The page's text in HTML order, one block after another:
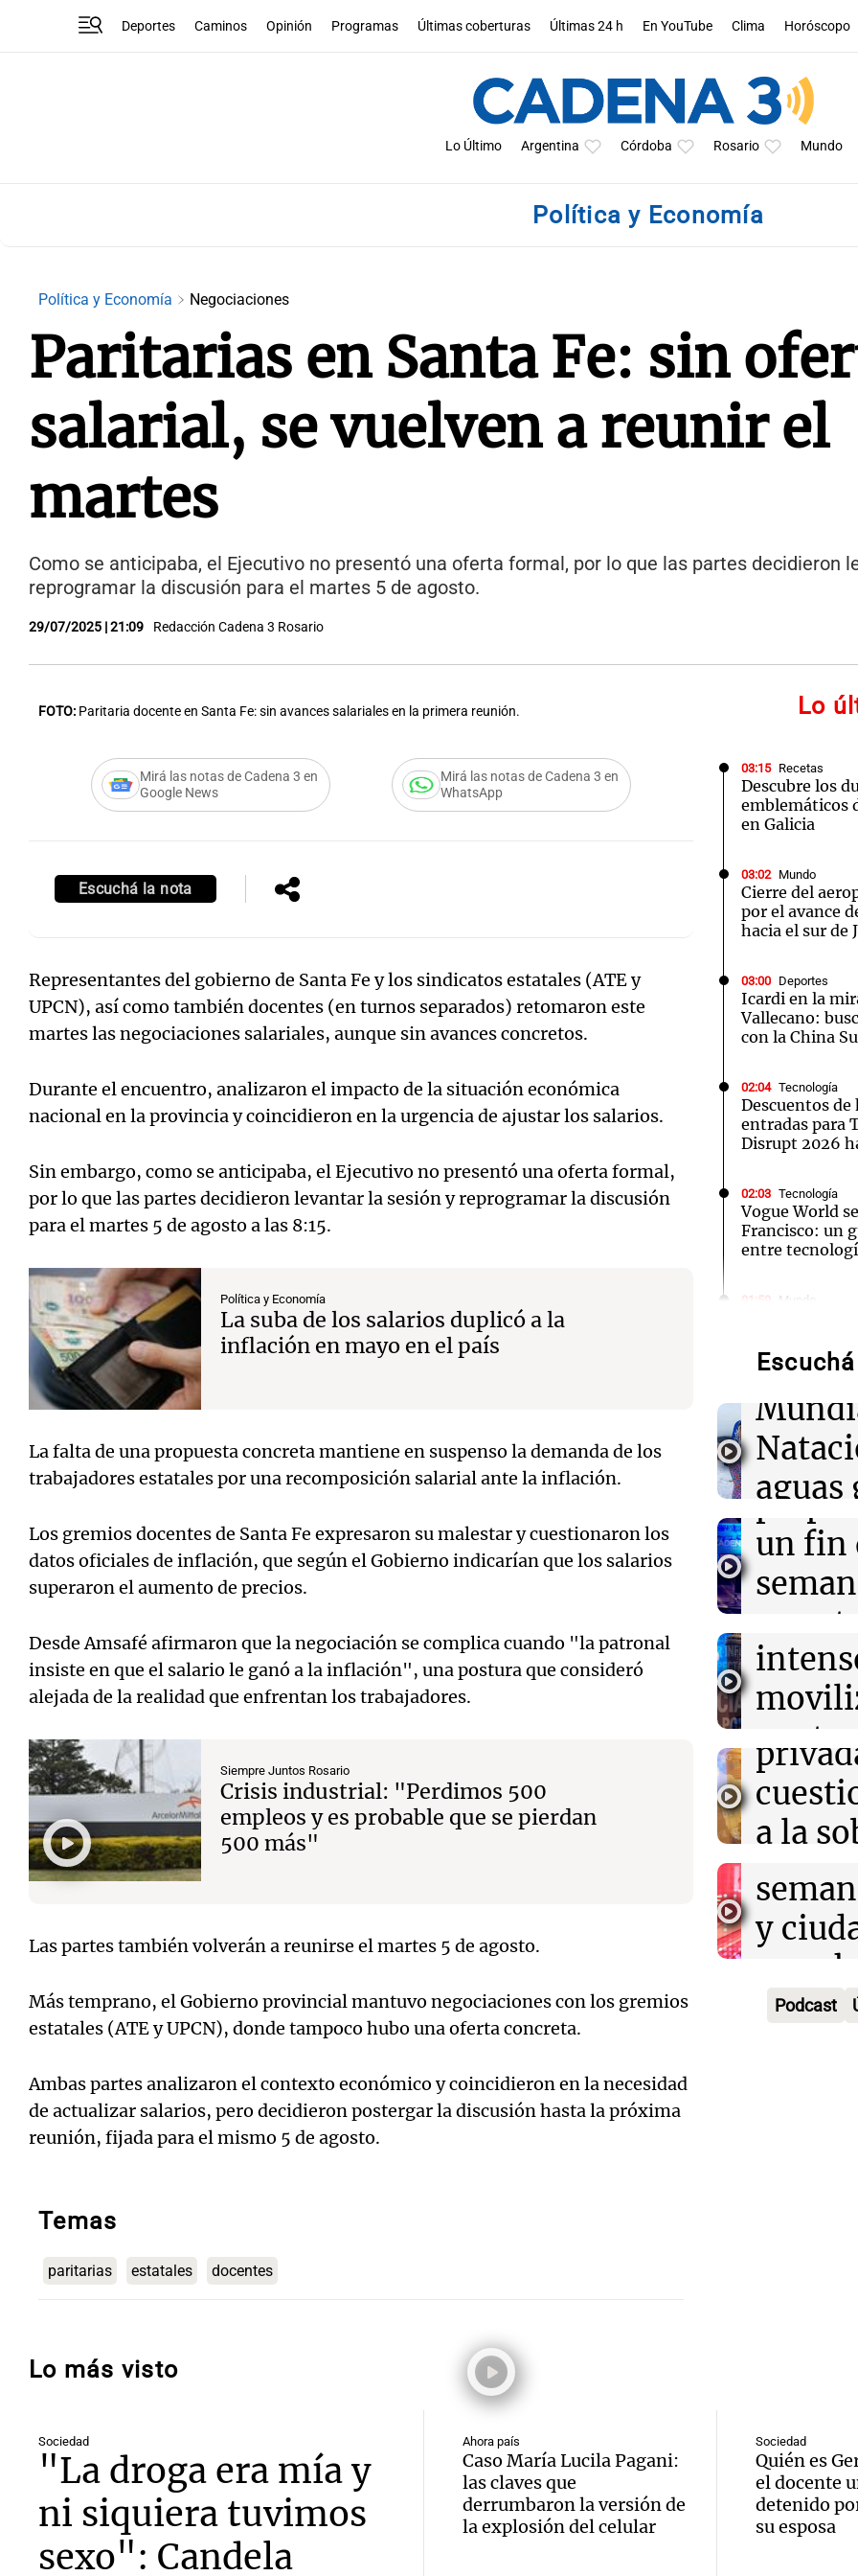
Deportes Caminos Opinión Programas Últimas coberturas Últimas 24 h En YouTube Clima Horóscopo
Lo Último Argentina Córdoba Rosario Mundo
Política y Economía
Política y Economía Negociaciones
Paritarias en Santa Fe: sin
salarial, se vuelven a reunir el
martes
Como se anticipaba, el Ejecutivo no presentó una oferta formal, por lo que las partes decidieron
reprogramar la discusión para el martes 5 de agosto.
29/07/2025 | 21:09 Redacción Cadena 3 Rosario
FOTO: Paritaria docente en Santa Fe: sin avances salariales en la primera reunión.
Mirá las notas de Cadena 3 en
Google News
Mirá las notas de Cadena 3 en
WhatsApp
Escuchá la nota
Representantes del gobierno de Santa Fe y los sindicatos estatales (ATE y
UPCN), así como también docentes (en turnos separados) retomaron este
martes las negociaciones salariales, aunque sin avances concretos.
Durante el encuentro, analizaron el impacto de la situación económica
nacional en la provincia y coincidieron en la urgencia de ajustar los salarios.
Sin embargo, como se anticipaba, el Ejecutivo no presentó una oferta formal,
por lo que las partes decidieron levantar la sesión y reprogramar la discusión
para el martes 5 de agosto a las 8:15.
Política y Economía
La suba de los salarios duplicó a la
inflación en mayo en el país
La falta de una propuesta concreta mantiene en suspenso la demanda de los
trabajadores estatales por una recomposición salarial ante la inflación.
Los gremios docentes de Santa Fe expresaron su malestar y cuestionaron los
datos oficiales de inflación, que según el Gobierno indicarían que los salarios
superaron el aumento de precios.
Desde Amsafé afirmaron que la negociación se complica cuando "la patronal
insiste en que el salario le ganó a la inflación", una postura que consideró
alejada de la realidad que enfrentan los trabajadores.
Siempre Juntos Rosario
Crisis industrial: "Perdimos 500
empleos y es probable que se pierdan
500 más"
Las partes también volverán a reunirse el martes 5 de agosto.
Más temprano, el Gobierno provincial mantuvo negociaciones con los gremios
estatales (ATE y UPCN), donde tampoco hubo una oferta concreta.
Ambas partes analizaron el contexto económico y coincidieron en la necesidad
de actualizar salarios, pero decidieron postergar la discusión hasta la próxima
reunión, fijada para el mismo 5 de agosto.
Temas
paritarias estatales docentes
Lo
03:15 Recetas
Descubre los
emblemáticos
en Galicia
03:02 Mundo
Cierre del
por el avance
hacia el sur de
03:00 Deportes
Icardi en la
Vallecano:
con la China
02:04 Tecnología
Descuentos
entradas para
Disrupt 2026
02:03 Tecnología
Vogue World
Francisco: un
entre
01:59 Mundo
establece
01:29 Ciencia
La
del trabajo en
estudio
Mundo
Tiroteo en
Tailandia:
ataque
La
modernización
efectos en los
Audio.
aguas
frente
Turno
Audio.
un fin
y
ley de
Panorama
Episodios
Audio.
Panorama
Episodios
Audio.
el
a la
digital
Panorama
Episodios
Audio.
un fin
y
Audio.
Audio.
Villa
Panorama
Episodios
la
Rock
Audio.
Audio.
Podcast
Lo más visto
Sociedad
"La droga era mía y
ni siquiera tuvimos
sexo": Candela
Ahora país
Caso María Lucila Pagani:
las claves que
derrumbaron la versión de
la explosión del celular
Sociedad
Quién es
el docente
detenido
su esposa
Notas
Editorial
Notas
Mundial 2026
Notas
La Sole en Cadena 3
Notas
Cadena 3